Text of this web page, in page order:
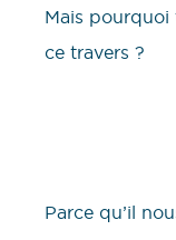
Mais
ce travers ?
Parce qu’il